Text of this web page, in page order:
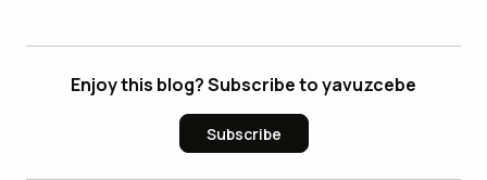
Enjoy this blog? Subscribe to yavuzcebe
Subscribe